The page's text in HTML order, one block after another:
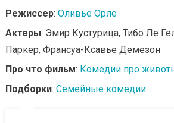
Режиссер: Оливье Орле
Актеры: Эмир Кустурица, Тибо Ле
Паркер, Франсуа-Ксавье Демезон
Про что фильм: Комедии про
Подборки: Семейные комедии